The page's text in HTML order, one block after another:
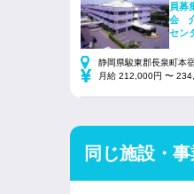
員募
会
セン
静岡県駿東郡長泉町本
月給 212,000円 〜
同じ施設・